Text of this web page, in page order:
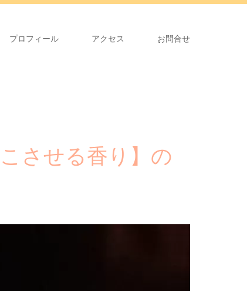
プロフィール アクセス お問合せ
させる香り】の